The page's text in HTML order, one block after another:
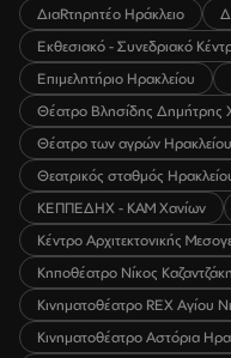
ΔιαRτηρητέο Ηράκλειο
Εκθεσιακό - Συνεδριακό
Επιμελητήριο Ηρακλείου
Θέατρο Βλησίδης Δημήτρης
Θέατρο των αγρών Ηρακλείου
Θεατρικός σταθμός
ΚΕΠΠΕΔΗΧ - ΚΑΜ Χανίων
Κέντρο Αρχιτεκτονικής
Κηποθέατρο Νίκος
Κινηματοθέατρο REX Αγίου
Κινηματοθέατρο Αστόρια